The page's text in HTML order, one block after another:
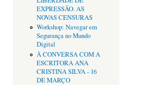
EXPRESSÃO. AS
NOVAS CENSURAS
Workshop: Navegar em
Segurança no Mundo
Digital
À CONVERSA COM A
ESCRITORA ANA
CRISTINA SILVA - 16
DE MARÇO